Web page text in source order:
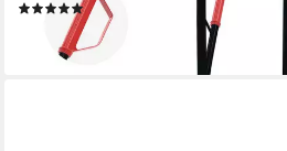
(1)
199,90 €
lieferbar - in 3-4 Werktagen bei dir